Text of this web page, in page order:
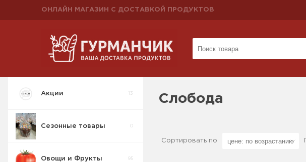
ОНЛАЙН МАГАЗИН С ДОСТАВКОЙ ПРОДУКТОВ
КАТЕГОРИИ
Акции 13
Сезонные товары
Овощи и Фрукты 95
Слобода
Сортировать по